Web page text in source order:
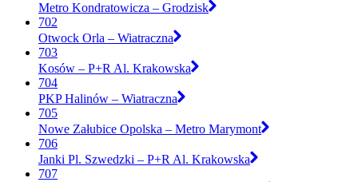
Metro Kondratowicza – Grodzisk
702
Otwock Orla – Wiatraczna
703
Kosów – P+R Al. Krakowska
704
PKP Halinów – Wiatraczna
705
Nowe Załubice Opolska – Metro Marymont
706
Janki Pl. Szwedzki – P+R Al. Krakowska
707